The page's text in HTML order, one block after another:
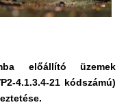
előállító üzemek
4.1.3.4-21 kódszámú)